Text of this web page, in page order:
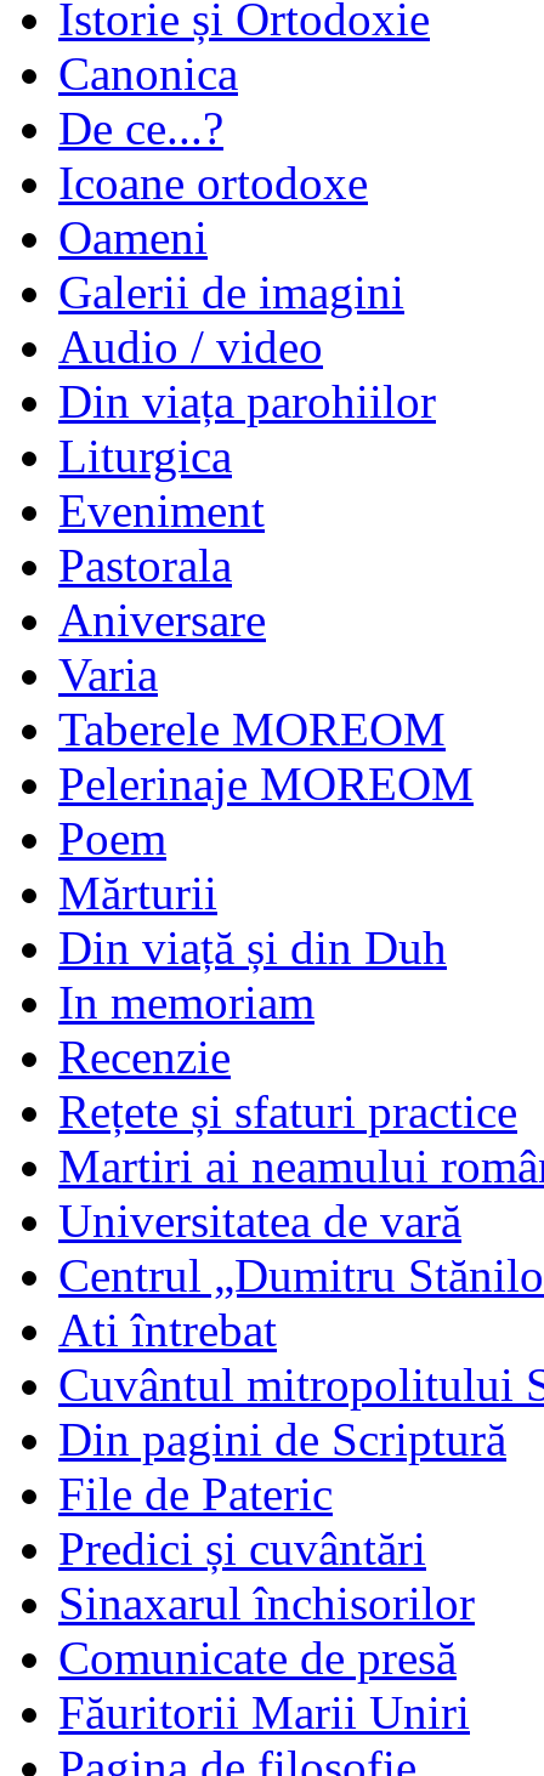
Istorie și Ortodoxie
Canonica
De ce...?
Icoane ortodoxe
Oameni
Galerii de imagini
Audio / video
Din viața parohiilor
Liturgica
Eveniment
Pastorala
Aniversare
Varia
Taberele MOREOM
Pelerinaje MOREOM
Poem
Mărturii
Din viață și din Duh
In memoriam
Recenzie
Rețete și sfaturi practice
Martiri ai neamului
Universitatea de vară
Centrul „Dumitru
Ati întrebat
Cuvântul mitropolitului
Din pagini de Scriptură
File de Pateric
Predici și cuvântări
Sinaxarul închisorilor
Comunicate de presă
Făuritorii Marii Uniri